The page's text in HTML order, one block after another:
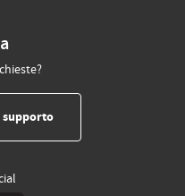
supporto(si apre in un’altra